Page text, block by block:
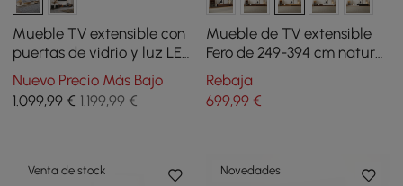
Mueble TV extensible con
puertas de vidrio y luz LED
de 280 cm - caqui
Nuevo Precio Más Bajo
1.099,99 € 1.199,99 €
Mueble de TV extensible
Fero de 249-394 cm natural
con estantería e
iluminación LED
Rebaja
699,99€
Venta de stock Novedades